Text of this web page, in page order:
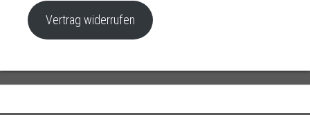
Vertrag widerrufen